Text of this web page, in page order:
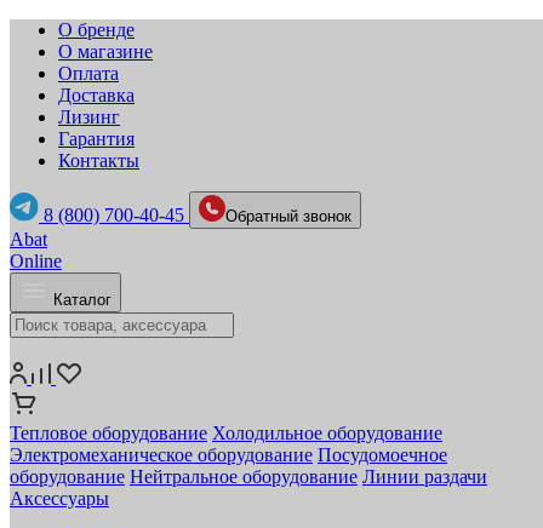
О бренде
О магазине
Оплата
Доставка
Лизинг
Гарантия
Контакты
8 (800) 700-40-45 Обратный звонок
Abat
Online
Каталог
Тепловое оборудование Холодильное оборудование
Электромеханическое оборудование Посудомоечное
оборудование Нейтральное оборудование Линии раздачи
Аксессуары